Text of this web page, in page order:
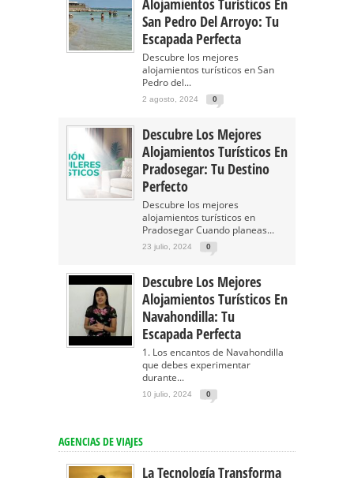
Alojamientos Turísticos En
San Pedro Del Arroyo: Tu
Escapada Perfecta
Descubre los mejores
alojamientos turísticos en San
Pedro del...
2 agosto, 2024 0
Descubre Los Mejores
Alojamientos Turísticos En
Pradosegar: Tu Destino
Perfecto
Descubre los mejores
alojamientos turísticos en
Pradosegar Cuando planeas...
23 julio, 2024 0
Descubre Los Mejores
Alojamientos Turísticos En
Navahondilla: Tu
Escapada Perfecta
1. Los encantos de Navahondilla
que debes experimentar
durante...
10 julio, 2024 0
AGENCIAS DE VIAJES
La Tecnología Transforma